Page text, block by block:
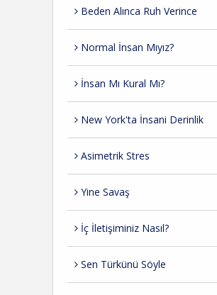
Beden Alınca Ruh Verince
Normal İnsan Mıyız?
İnsan Mı Kural Mı?
New York'ta İnsani Derinlik
Asimetrik Stres
Yine Savaş
İç İletişiminiz Nasıl?
Sen Türkünü Söyle